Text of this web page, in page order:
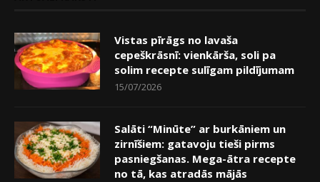
Vistas pīrāgs no lavaša
cepeškrāsnī: vienkārša, soli pa
solim recepte sulīgam pildījumam
15/07/2026
Salāti “Minūte” ar burkāniem un
zirnīšiem: gatavoju tieši pirms
pasniegšanas. Mega-ātra recepte
no tā, kas atradās mājās